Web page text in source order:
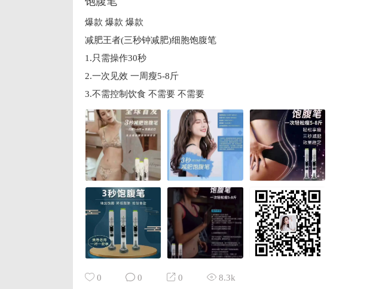
爆款 爆款 爆款
减肥王者(三秒钟减肥)细胞饱腹笔
1.只需操作30秒
2.一次见效 一周瘦5-8斤
3.不需控制饮食 不需要 不需要
0 0 0 8.3k